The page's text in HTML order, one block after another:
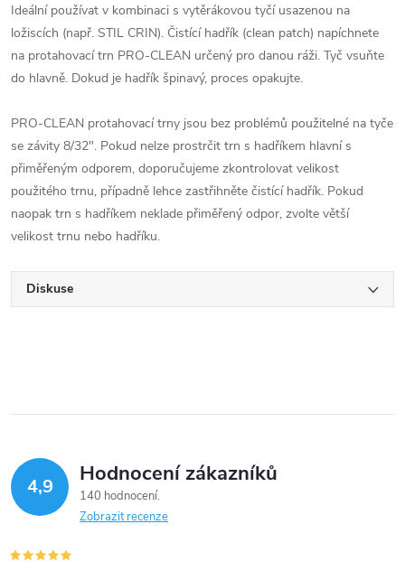
Ideální používat v kombinaci s vytěrákovou tyčí usazenou na
ložiscích (např. STIL CRIN). Čistící hadřík (clean patch) napíchnete
na protahovací trn PRO-CLEAN určený pro danou ráži. Tyč vsuňte
do hlavně. Dokud je hadřík špinavý, proces opakujte.
PRO-CLEAN protahovací trny jsou bez problémů použitelné na tyče
se závity 8/32". Pokud nelze prostrčit trn s hadříkem hlavní s
přiměřeným odporem, doporučujeme zkontrolovat velikost
použitého trnu, případně lehce zastřihněte čistící hadřík. Pokud
naopak trn s hadříkem neklade přiměřený odpor, zvolte větší
velikost trnu nebo hadříku.
Diskuse
4,9 Hodnocení zákazníků
140 hodnocení
Zobrazit recenze